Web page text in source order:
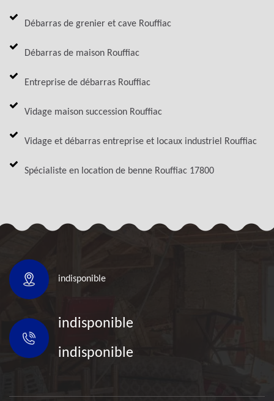
Débarras de grenier et cave Rouffiac
Débarras de maison Rouffiac
Entreprise de débarras Rouffiac
Vidage maison succession Rouffiac
Vidage et débarras entreprise et locaux industriel Rouffiac
Spécialiste en location de benne Rouffiac 17800
indisponible
indisponible
indisponible